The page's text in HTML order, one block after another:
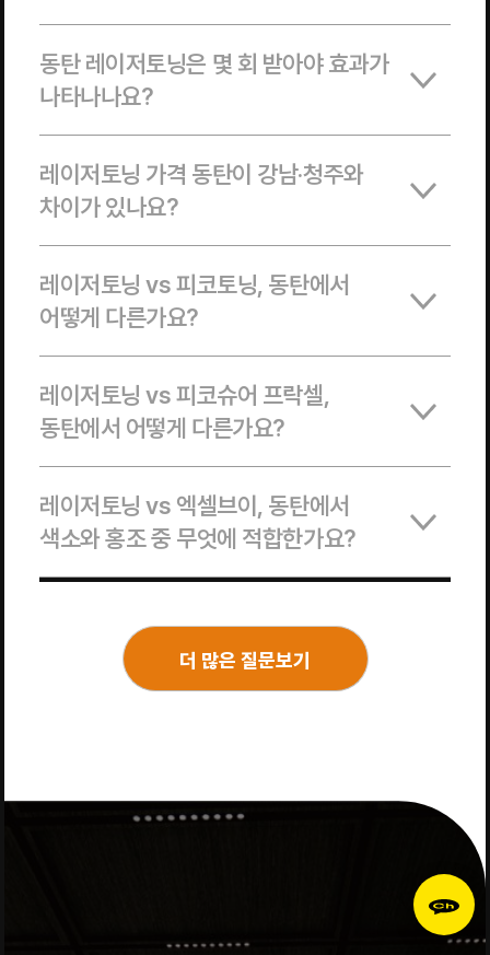
동탄 레이저토닝은 몇 회 받아야 효과가
나타나나요?
레이저토닝 가격 동탄이 강남·청주와
차이가 있나요?
레이저토닝 vs 피코토닝, 동탄에서
어떻게 다른가요?
레이저토닝 vs 피코슈어 프락셀,
동탄에서 어떻게 다른가요?
레이저토닝 vs 엑셀브이, 동탄에서
색소와 홍조 중 무엇에 적합한가요?
더 많은 질문보기